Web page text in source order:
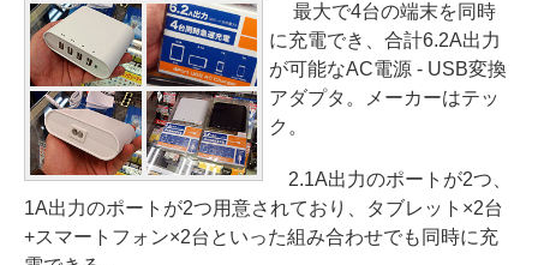
最大で4台の端末を同時
に充電でき、合計6.2A出力
が可能なAC電源 - USB変換
アダプタ。メーカーはテッ
ク。
2.1A出力のポートが2つ、
1A出力のポートが2つ用意されており、タブレット×2台
+スマートフォン×2台といった組み合わせでも同時に充